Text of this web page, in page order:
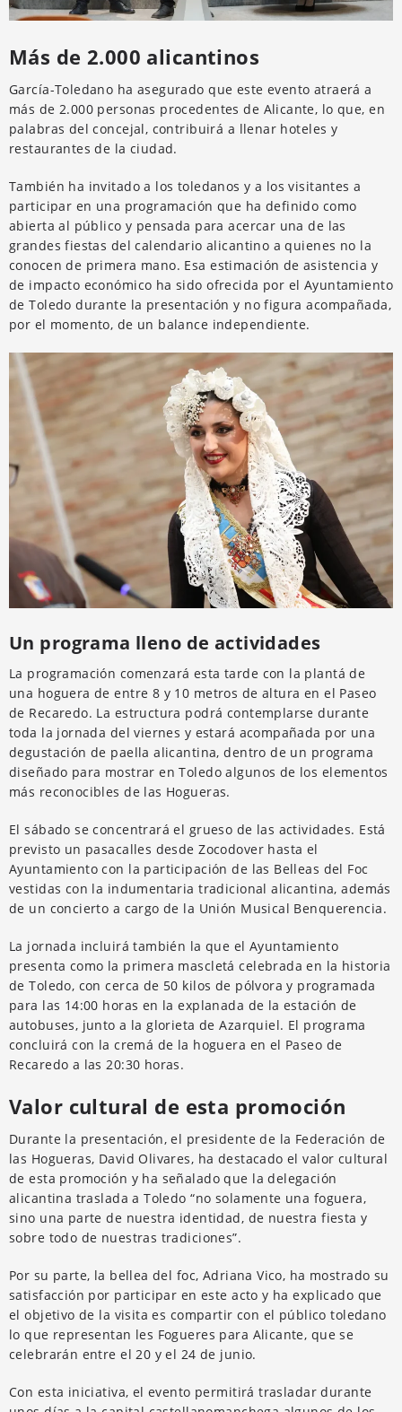
Más de 2.000 alicantinos
García-Toledano ha asegurado que este evento atraerá a
más de 2.000 personas procedentes de Alicante, lo que, en
palabras del concejal, contribuirá a llenar hoteles y
restaurantes de la ciudad.
También ha invitado a los toledanos y a los visitantes a
participar en una programación que ha definido como
abierta al público y pensada para acercar una de las
grandes fiestas del calendario alicantino a quienes no la
conocen de primera mano. Esa estimación de asistencia y
de impacto económico ha sido ofrecida por el Ayuntamiento
de Toledo durante la presentación y no figura acompañada,
por el momento, de un balance independiente.
Un programa lleno de actividades
La programación comenzará esta tarde con la plantá de
una hoguera de entre 8 y 10 metros de altura en el Paseo
de Recaredo. La estructura podrá contemplarse durante
toda la jornada del viernes y estará acompañada por una
degustación de paella alicantina, dentro de un programa
diseñado para mostrar en Toledo algunos de los elementos
más reconocibles de las Hogueras.
El sábado se concentrará el grueso de las actividades. Está
previsto un pasacalles desde Zocodover hasta el
Ayuntamiento con la participación de las Belleas del Foc
vestidas con la indumentaria tradicional alicantina, además
de un concierto a cargo de la Unión Musical Benquerencia.
La jornada incluirá también la que el Ayuntamiento
presenta como la primera mascletá celebrada en la historia
de Toledo, con cerca de 50 kilos de pólvora y programada
para las 14:00 horas en la explanada de la estación de
autobuses, junto a la glorieta de Azarquiel. El programa
concluirá con la cremá de la hoguera en el Paseo de
Recaredo a las 20:30 horas.
Valor cultural de esta promoción
Durante la presentación, el presidente de la Federación de
las Hogueras, David Olivares, ha destacado el valor cultural
de esta promoción y ha señalado que la delegación
alicantina traslada a Toledo “no solamente una foguera,
sino una parte de nuestra identidad, de nuestra fiesta y
sobre todo de nuestras tradiciones”.
Por su parte, la bellea del foc, Adriana Vico, ha mostrado su
satisfacción por participar en este acto y ha explicado que
el objetivo de la visita es compartir con el público toledano
lo que representan les Fogueres para Alicante, que se
celebrarán entre el 20 y el 24 de junio.
Con esta iniciativa, el evento permitirá trasladar durante